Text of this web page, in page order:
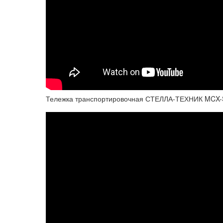
Тележка транспортировочная СТЕЛЛА-ТЕХНИК